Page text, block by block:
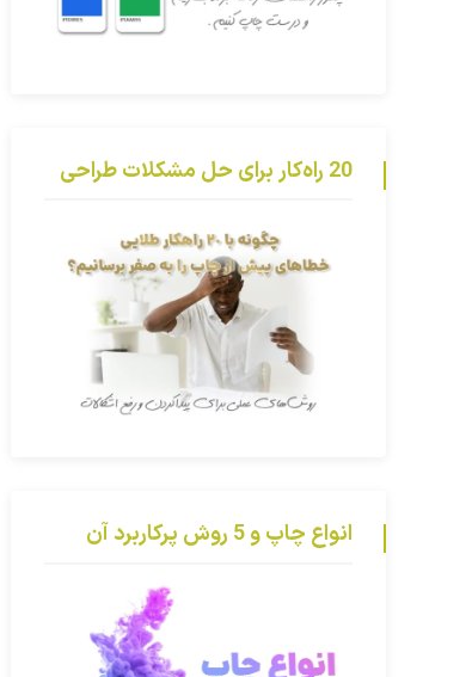
20 راه‌کار برای حل مشکلات طراحی
انواع چاپ و 5 روش پرکاربرد آن